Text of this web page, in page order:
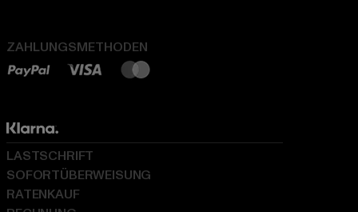
ZAHLUNGSMETHODEN
LASTSCHRIFT
SOFORTÜBERWEISUNG
RATENKAUF